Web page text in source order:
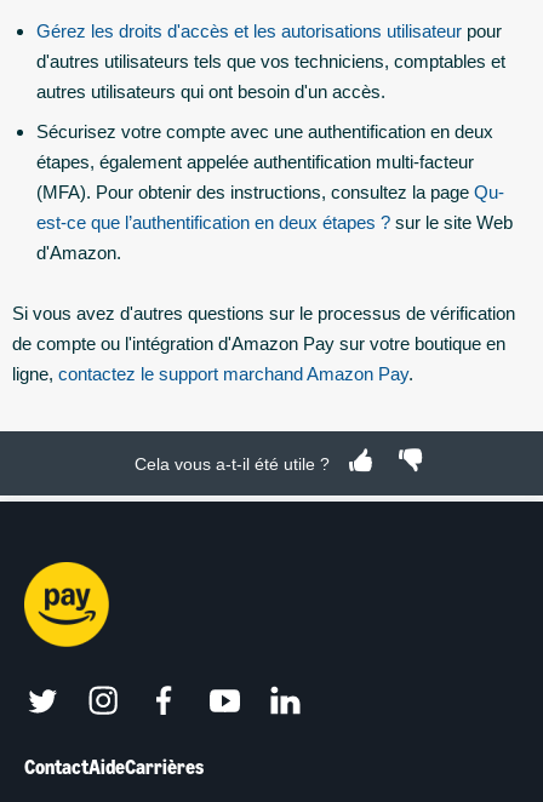
Gérez les droits d'accès et les autorisations utilisateur pour
d'autres utilisateurs tels que vos techniciens, comptables et
autres utilisateurs qui ont besoin d'un accès.
Sécurisez votre compte avec une authentification en deux
étapes, également appelée authentification multi-facteur
(MFA). Pour obtenir des instructions, consultez la page Qu-
est-ce que l’authentification en deux étapes ? sur le site Web
d'Amazon.
Si vous avez d'autres questions sur le processus de vérification
de compte ou l'intégration d'Amazon Pay sur votre boutique en
ligne, contactez le support marchand Amazon Pay.
Cela vous a-t-il été utile ?
ContactAideCarrières
twitter instagramfacebookyoutubelinkedin